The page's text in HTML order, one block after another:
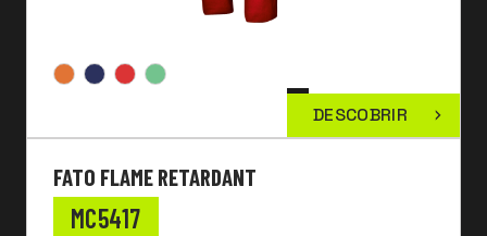
DESCOBRIR
FATO FLAME RETARDANT
MC5417